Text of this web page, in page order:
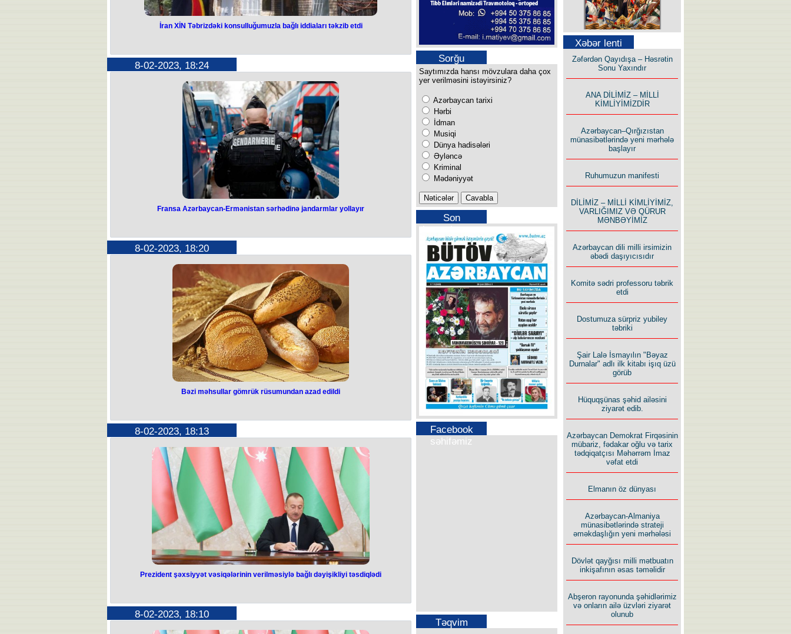
konsulluğumuzla bağlı iddiaları
təkzib etdi
İran Xarici İşlər Nazirliyi Azərbaycanın Təbrizdəki Baş Konsulluğunun
bağlanması ehtimalı ilə bağlı iddiaları təkzib edib. Xarici İşlər Nazirliyinin
sözçüsü Naser Kanani fevralın 8-də jurnalistlərə açıqlamasında deyib:
"Biz dəfələrlə öz mövqelərimizi ifadə etmişik. Əlaqələri qorumaq və inkişaf
etdirmək İran İslam Respublikasının qonşu ölkələrlə bağlı siyasətidir".
İranlı diplomat daha sonra əlavə edib: “İranın bununla bağlı mövqeyi
aydındır və Azərbaycan Respublikasının Təbrizdəki Baş Konsulluğunu
bağlamaq planı yoxdur”. Yanvarın 27-də Azərbaycanın Tehrandakı
səfirliyinə terror hücumundan sonra diplomatik korpusun əməkdaşları
Bakıya təxliyə edilib. Səfirliyə silahlı hücum nəticəsində 1 nəfər şəhid
olub, 2 nəfər yaralanıb. Azərbaycan Prezidenti İlham Əliyev hadisəni
terror aktı kimi qiymətləndirərək, olayın hərtərəfli araşdırılmasını və
terrorçuların cəzalandırılmasını tələb edib.
İran XİN Təbrizdəki konsulluğumuzla bağlı iddiaları təkzib etdi
8-02-2023, 18:24
sərhədinə jandarmlar yollayır
İttifaqı (Aİ) missiyasının tərkibində jandarmlar göndərəcək. Bu barədə
fransalı deputat Natali Loiseau bildirib. Avropa Parlamentinin üzvünün
sözlərinə görə, Avropa İttifaqı çox uzun müddət münaqişədən uzaq qaldı.
“İndi Avropa İttifaqı daha çox iş görməlidir”. Qeyd edək ki, Avropa İttifaqı bir
müddət öncə Ermənistana 2 il müddətinə 100 nəfərdən ibarət müşahidə
missiyasının göndərilməsi barədə qərar qəbul edib.
Fransa Azərbaycan-Ermənistan sərhədinə jandarmlar yollayır
8-02-2023, 18:20
rüsumundan azad edildi
gübrələr gömrük rüsumundan azad edilib. Bu barədə Nazirlər
Kabinetindən məlumat verilib. Nazirlər Kabinetinin 2023-cü il 7 fevral
tarixli 40 nömrəli Qərarı ilə xarici iqtisadi fəaliyyətin kodlarına uyğun
olaraq bəzi bitki toxumları, çörəkçilik məhsulları, heyvan yemləri, yem
əlavələri, gübrələr 2023-cü ilin sonunadək idxal gömrük rüsumundan
azad edilmişdir.
Bəzi məhsullar gömrük rüsumundan azad edildi
8-02-2023, 18:13
verilməsiylə bağlı dəyişikliyi
təsdiqlədi
Prezident şəxsiyyət vəsiqələrinin verilməsiylə bağlı dəyişikliyi təsdiqlədi
8-02-2023, 18:10
Sorğu
Saytımızda hansı mövzulara daha çox
yer verilməsini istəyirsiniz?
Azərbaycan tarixi
Hərbi
İdman
Musiqi
Dünya hadisələri
Əyləncə
Kriminal
Mədəniyyət
Son
buraxılışımız
Facebook
səhifəmiz
Təqvim
Səfər Alışarlı yazır
Uzun yolun Yolçusu
Rusiyanın süqutunu qaçılmaz
edən beş şərt
Xəbər lenti
Zəfərdən Qayıdışa – Həsrətin
Sonu Yaxındır
ANA DİLİMİZ – MİLLİ
KİMLİYİMİZDİR
Azərbaycan–Qırğızıstan
münasibətlərində yeni mərhələ
başlayır
Ruhumuzun manifesti
DİLİMİZ – MİLLİ KİMLİYİMİZ,
VARLIĞIMIZ VƏ QÜRUR
MƏNBƏYİMİZ
Azərbaycan dili milli irsimizin
əbədi daşıyıcısıdır
Komitə sədri professoru təbrik
etdi
Dostumuza sürpriz yubiley
təbriki
Şair Lalə İsmayılın "Bəyaz
Durnalar" adlı ilk kitabı işıq üzü
görüb
Hüquqşünas şəhid ailəsini
ziyarət edib.
Azərbaycan Demokrat Firqəsinin
mübariz, fədakar oğlu və tarix
tədqiqatçısı Məhərrəm İmaz
vəfat etdi
Elmanın öz dünyası
Azərbaycan-Almaniya
münasibətlərində strateji
əməkdaşlığın yeni mərhələsi
Dövlət qayğısı milli mətbuatın
inkişafının əsas təməlidir
Abşeron rayonunda şəhidlərimiz
və onların ailə üzvləri ziyarət
olunub